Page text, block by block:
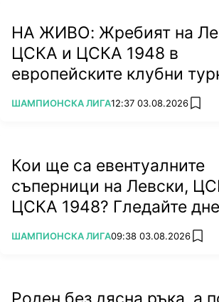
НА ЖИВО: Жребият на
ЦСКА и ЦСКА 1948 в
европейските клубни
ПОВЕЧЕ ОТ
ШАМПИОНСКА ЛИГА12:37 03.08.2026 add
Кои ще са евентуалните
съперници на Левски,
ЦСКА 1948? Гледайте
ПОВЕЧЕ ОТ
ШАМПИОНСКА ЛИГА09:38 03.08.2026 add